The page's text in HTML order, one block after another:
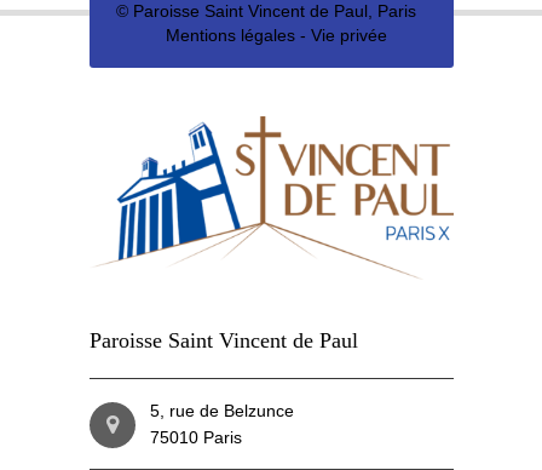
© Paroisse Saint Vincent de Paul, Paris
Mentions légales- Vie privée
Paroisse Saint Vincent de Paul
5, rue de Belzunce
75010 Paris